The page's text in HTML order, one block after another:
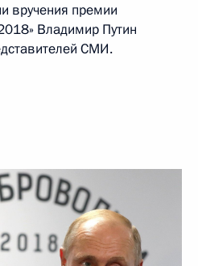
вручения премии
Владимир Путин
СМИ.